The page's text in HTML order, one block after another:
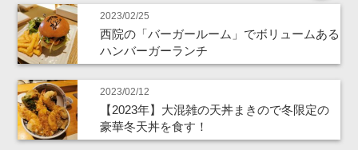
2023/02/25
西院の「バーガールーム」でボリュームある
ハンバーガーランチ
2023/02/12
【2023年】大混雑の天丼まきので冬限定の
豪華冬天丼を食す！